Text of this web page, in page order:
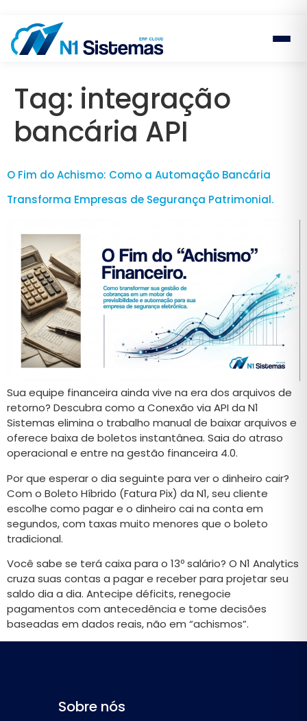
Tag: integração
bancária API
O Fim do Achismo: Como a Automação Bancária
Transforma Empresas de Segurança Patrimonial.
Sua equipe financeira ainda vive na era dos arquivos de
retorno? Descubra como a Conexão via API da N1
Sistemas elimina o trabalho manual de baixar arquivos e
oferece baixa de boletos instantânea. Saia do atraso
operacional e entre na gestão financeira 4.0.
Por que esperar o dia seguinte para ver o dinheiro cair?
Com o Boleto Híbrido (Fatura Pix) da N1, seu cliente
escolhe como pagar e o dinheiro cai na conta em
segundos, com taxas muito menores que o boleto
tradicional.
Você sabe se terá caixa para o 13º salário? O N1 Analytics
cruza suas contas a pagar e receber para projetar seu
saldo dia a dia. Antecipe déficits, renegocie
pagamentos com antecedência e tome decisões
baseadas em dados reais, não em “achismos”.
Sobre nós